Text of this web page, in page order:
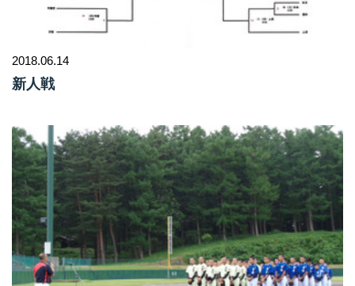
2018.06.14
新人戦